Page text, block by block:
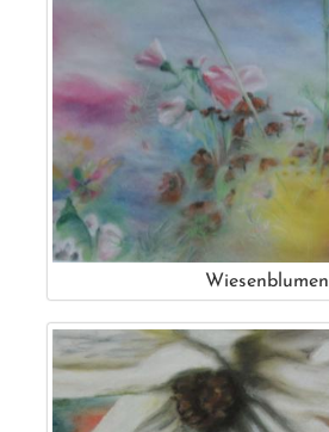
Wiesenblumen